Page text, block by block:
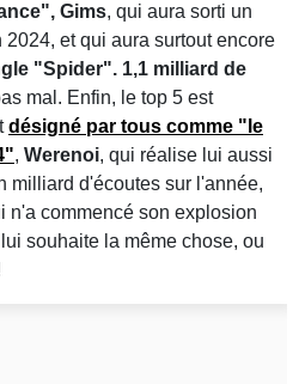
Gims, qui aura sorti un
et qui aura surtout encore
"Spider". 1,1 milliard de
mal. Enfin, le top 5 est
désigné par tous comme "le
, Werenoi, qui réalise lui aussi
milliard d'écoutes sur l'année,
n'a commencé son explosion
souhaite la même chose, ou